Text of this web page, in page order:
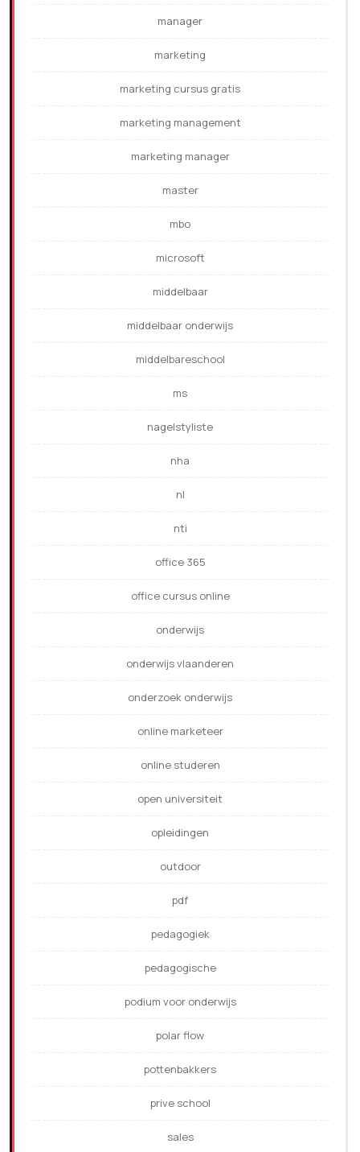
manager
marketing
marketing cursus gratis
marketing management
marketing manager
master
mbo
microsoft
middelbaar
middelbaar onderwijs
middelbareschool
ms
nagelstyliste
nha
nl
nti
office 365
office cursus online
onderwijs
onderwijs vlaanderen
onderzoek onderwijs
online marketeer
online studeren
open universiteit
opleidingen
outdoor
pdf
pedagogiek
pedagogische
podium voor onderwijs
polar flow
pottenbakkers
prive school
sales